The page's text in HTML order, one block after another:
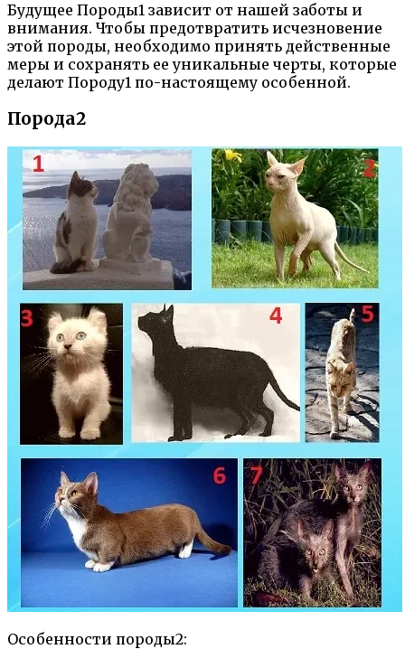
Будущее Породы1 зависит от нашей заботы и
внимания. Чтобы предотвратить исчезновение
этой породы, необходимо принять действенные
меры и сохранять ее уникальные черты, которые
делают Породу1 по-настоящему особенной.
Порода2
Особенности породы2: